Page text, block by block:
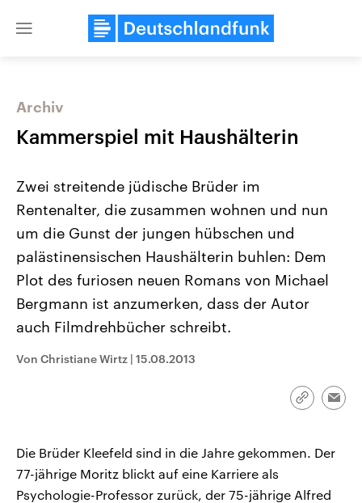
Close
Landtagswahl Sachsen-Anhalt
Alle Informationen
Sachsen-Anhalt wählt am 6.
September 2026 einen neuen
Bundesland von einer Koalition aus
USA
Aktuelle Beiträge,
Hintergründe
Wirtschaftlich und
gehören die Vereinigten
Audio-Archiv
Archiv
Kammerspiel mit Haushälterin
Zwei streitende jüdische Brüder im
Rentenalter, die zusammen wohnen und nun
um die Gunst der jungen hübschen und
palästinensischen Haushälterin buhlen: Dem
Plot des furiosen neuen Romans von Michael
Bergmann ist anzumerken, dass der Autor
auch Filmdrehbücher schreibt.
Von Christiane Wirtz | 15.08.2013
Link
Die Brüder Kleefeld sind in die Jahre gekommen. Der
77-jährige Moritz blickt auf eine Karriere als
Psychologie-Professor zurück, der 75-jährige Alfred